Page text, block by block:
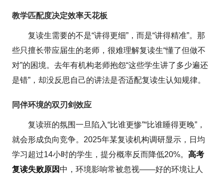
教学匹配度决定效率天花板
复读生需要的不是“讲得更细”，而是“讲得精准”。那
些只擅长带应届生的老师，很难理解复读生“懂了但做不
对”的困境。去年有机构老师抱怨“这些学生讲了多少遍还
是错”，却没反思自己的讲法是否适配复读生认知规律。
同伴环境的双刃剑效应
复读班的氛围一旦陷入“比谁更惨”“比谁睡得更晚”，
就会形成负向竞争。2025年某复读机构调研显示，日均
学习超过14小时的学生，提分概率反而降低20%。高考
复读失败原因中，环境影响常被忽视——好的环境让人